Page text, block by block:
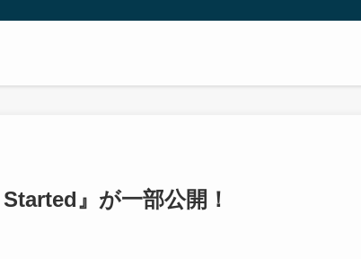
』が一部公開！